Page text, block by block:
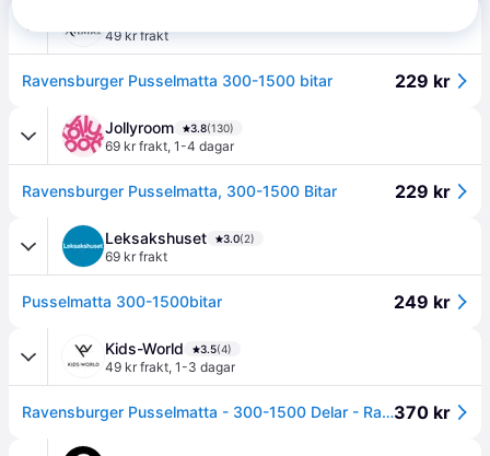
49 kr frakt
Ravensburger Pusselmatta 300-1500 bitar 229 kr
Jollyroom 3.8(130)
69 kr frakt, 1-4 dagar
Ravensburger Pusselmatta, 300-1500 Bitar 229 kr
Leksakshuset 3.0(2)
69 kr frakt
Pusselmatta 300-1500bitar 249 kr
Kids-World 3.5(4)
49 kr frakt, 1-3 dagar
Ravensburger Pusselmatta - 300-1500 Delar - Ravensburger - One Size - Pussel370 kr